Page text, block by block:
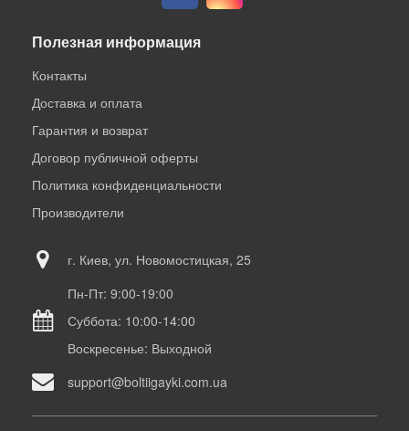
Полезная информация
Контакты
Доставка и оплата
Гарантия и возврат
Договор публичной оферты
Политика конфиденциальности
Производители
г. Киев, ул. Новомостицкая, 25
Пн-Пт: 9:00-19:00
Суббота: 10:00-14:00
Воскресенье: Выходной
support@boltiigayki.com.ua